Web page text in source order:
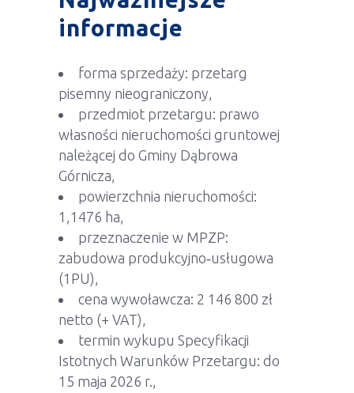
informacje
forma sprzedaży: przetarg
pisemny nieograniczony,
przedmiot przetargu: prawo
własności nieruchomości gruntowej
należącej do Gminy Dąbrowa
Górnicza,
powierzchnia nieruchomości:
1,1476 ha,
przeznaczenie w MPZP:
zabudowa produkcyjno‑usługowa
(1PU),
cena wywoławcza: 2 146 800 zł
netto (+ VAT),
termin wykupu Specyfikacji
Istotnych Warunków Przetargu: do
15 maja 2026 r.,